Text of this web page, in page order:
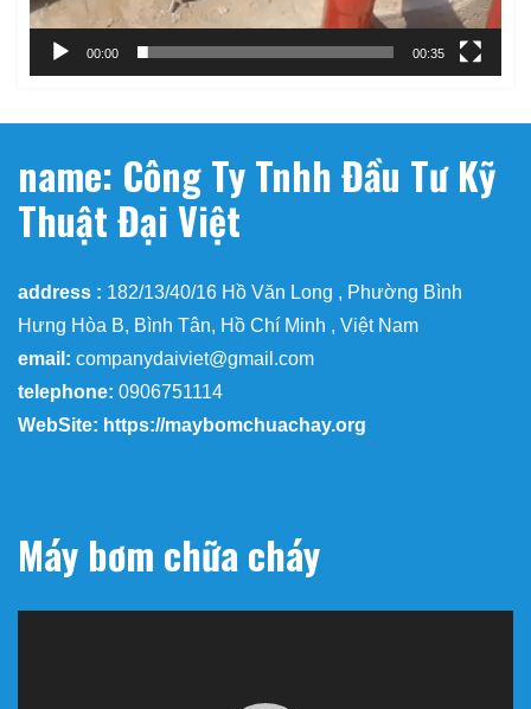
00:00 00:35
name: Công Ty Tnhh Đầu Tư Kỹ
Thuật Đại Việt
address : 182/13/40/16 Hồ Văn Long , Phường Bình
Hưng Hòa B, Bình Tân, Hồ Chí Minh , Việt Nam
email: companydaiviet@gmail.com
telephone: 0906751114
WebSite: https://maybomchuachay.org
Máy bơm chữa cháy